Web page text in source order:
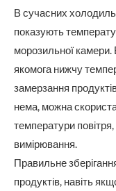
В сучасних
показують
морозильної
якомога нижчу
замерзання
нема, можна
температури
вимірювання.
Правильне
продуктів, навіть